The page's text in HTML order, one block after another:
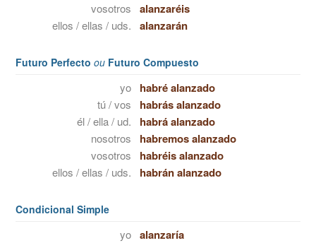
vosotros alanzaréis
ellos / ellas / uds. alanzarán
Futuro Perfecto ou Futuro Compuesto
yo habré alanzado
tú / vos habrás alanzado
él / ella / ud. habrá alanzado
nosotros habremos alanzado
vosotros habréis alanzado
ellos / ellas / uds. habrán alanzado
Condicional Simple
yo alanzaría